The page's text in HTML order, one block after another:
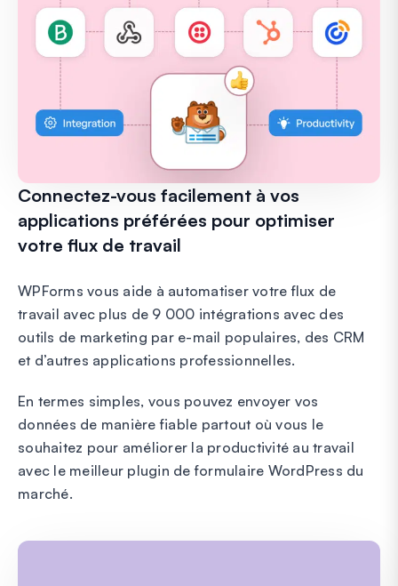
Connectez-vous facilement à vos
applications préférées pour optimiser
votre flux de travail
WPForms vous aide à automatiser votre flux de
travail avec plus de 9 000 intégrations avec des
outils de marketing par e-mail populaires, des CRM
et d’autres applications professionnelles.
En termes simples, vous pouvez envoyer vos
données de manière fiable partout où vous le
souhaitez pour améliorer la productivité au travail
avec le meilleur plugin de formulaire WordPress du
marché.